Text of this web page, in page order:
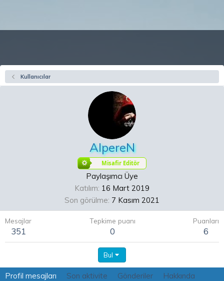
Kullanıcılar
AlpereN
Misafir Editör
Paylaşımcı Üye
Katılım 16 Mart 2019
Son görülme 7 Kasım 2021
Mesajlar
351
Tepkime puanı
0
Puanları
6
Bul
Profil mesajları Son aktivite Gönderiler Hakkında